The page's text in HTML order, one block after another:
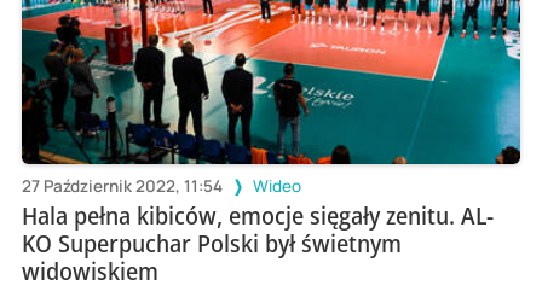
27 Październik 2022, 11:54 Wideo
Hala pełna kibiców, emocje sięgały zenitu. AL-
KO Superpuchar Polski był świetnym
widowiskiem